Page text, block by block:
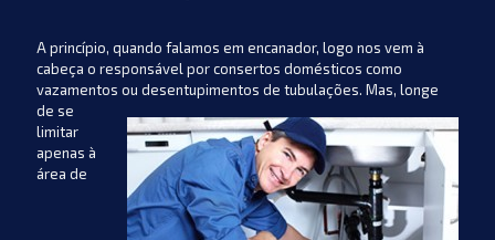
A princípio, quando falamos em encanador, logo nos vem à
cabeça o responsável por consertos domésticos como
vazamentos ou desentupimentos de tubulações. Mas, longe
de se
limitar
apenas à
área de